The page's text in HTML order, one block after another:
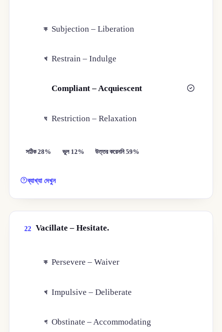
ক Subjection – Liberation
খ Restrain – Indulge
Compliant – Acquiescent
ঘ Restriction – Relaxation
সঠিক 28% ভুল 12% উত্তর করেননি 59%
ব্যাখ্যা দেখুন
22 Vacillate – Hesitate.
ক Persevere – Waiver
খ Impulsive – Deliberate
গ Obstinate – Accommodating